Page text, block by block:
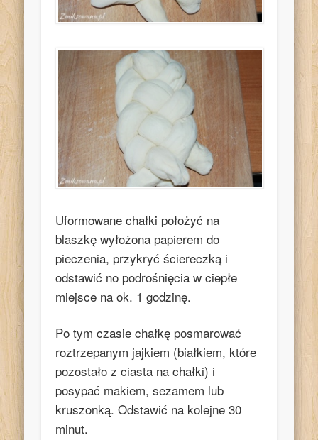
Uformowane chałki położyć na
blaszkę wyłożona papierem do
pieczenia, przykryć ściereczką i
odstawić no podrośnięcia w ciepłe
miejsce na ok. 1 godzinę.
Po tym czasie chałkę posmarować
roztrzepanym jajkiem (białkiem, które
pozostało z ciasta na chałki) i
posypać makiem, sezamem lub
kruszonką. Odstawić na kolejne 30
minut.